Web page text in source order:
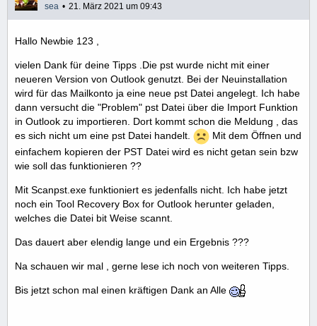
sea 21. März 2021 um 09:43
Hallo Newbie 123 ,
vielen Dank für deine Tipps .Die pst wurde nicht mit einer
neueren Version von Outlook genutzt. Bei der Neuinstallation
wird für das Mailkonto ja eine neue pst Datei angelegt. Ich habe
dann versucht die "Problem" pst Datei über die Import Funktion
in Outlook zu importieren. Dort kommt schon die Meldung , das
es sich nicht um eine pst Datei handelt.
Mit dem Öffnen und
einfachem kopieren der PST Datei wird es nicht getan sein bzw
wie soll das funktionieren ??
Mit Scanpst.exe funktioniert es jedenfalls nicht. Ich habe jetzt
noch ein Tool Recovery Box for Outlook herunter geladen,
welches die Datei bit Weise scannt.
Das dauert aber elendig lange und ein Ergebnis ???
Na schauen wir mal , gerne lese ich noch von weiteren Tipps.
Bis jetzt schon mal einen kräftigen Dank an Alle